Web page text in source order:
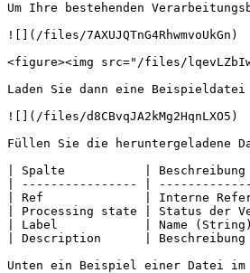
Um Ihre bestehenden
![](/files/7AXUJQTnG4RhwmvoUkGn)
<figure><img src="/files/
Laden Sie dann eine
![](/files/d8CBvqJA2kMg2HqnLXO5)
Füllen Sie die heruntergeladene
| Spalte           |
| ---------------- |
| Ref              | Interne
| Processing state | Status der
| Label            | Name
| Description      |
Unten ein Beispiel einer Datei im